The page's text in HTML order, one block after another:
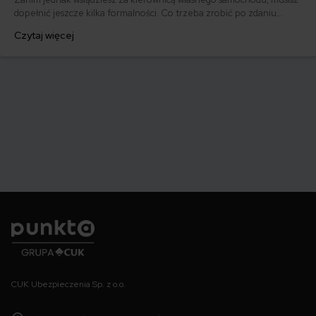
dopełnić jeszcze kilka formalności. Co trzeba zrobić po zdaniu
którym szybko załatwisz sprawy urzędowe i będziesz mógł prowadzić
Czytaj więcej
CUK Ubezpieczenia Sp. z o.o.